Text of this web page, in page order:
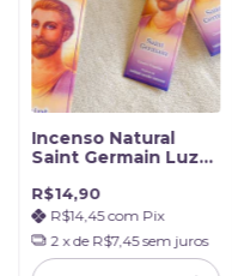
Incenso Natural
Saint Germain Luz
R$14,90
R$14,45com Pix
2 x de R$7,45 sem juros